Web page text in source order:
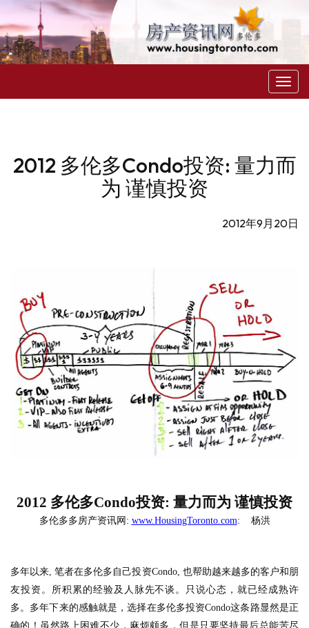
菜
单
2012 多伦多Condo投资: 量力而
为 谨慎投资
2012年9月20日
2012 多伦多Condo投资: 量力而为 谨慎投资
多伦多多房产资讯网 : www.HousingToronto.com: 杨洪
多年以来 ,笔者在多伦多自己投资Condo, 也帮助越来越多的客户和朋
友投资。所积累的经验及人脉先不谈。只说心态，就已经成熟许
多。多年下来的感触就是，选择在多伦多投资Condo这条路显然是正
确的！虽然路上困难不少，麻烦颇多，但是只要坚持最后总能苦尽